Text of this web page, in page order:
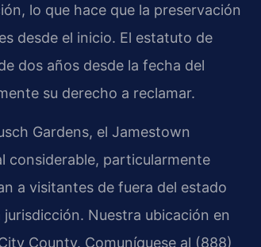
lo que hace que la preservación
desde el inicio. El estatuto de
dos años desde la fecha del
su derecho a reclamar.
Gardens, el Jamestown
considerable, particularmente
a visitantes de fuera del estado
Nuestra ubicación en
County. Comuníquese al (888)